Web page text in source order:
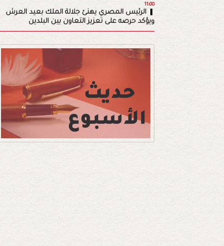
11:00
الرئيس المصري يهنئ جلالة الملك بعيد العرش
ويؤكد حرصه على تعزيز التعاون بين البلدين